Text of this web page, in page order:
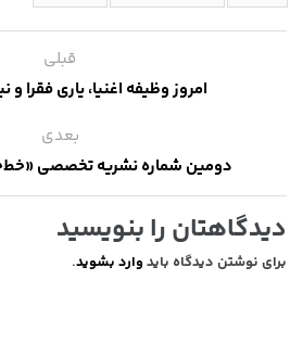
قبلی
امروز وظیفه اغنیا، یاری فقرا و
بعدی
دومین شماره نشریه تخصصی
دیدگاهتان را بنویسید
برای نوشتن دیدگاه باید وارد بشوید.